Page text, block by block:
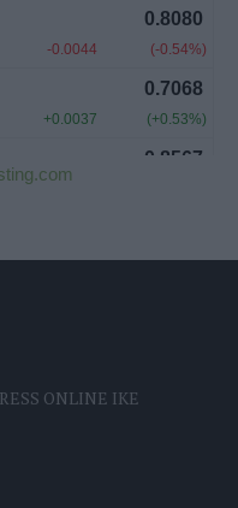
ONLINE IKE